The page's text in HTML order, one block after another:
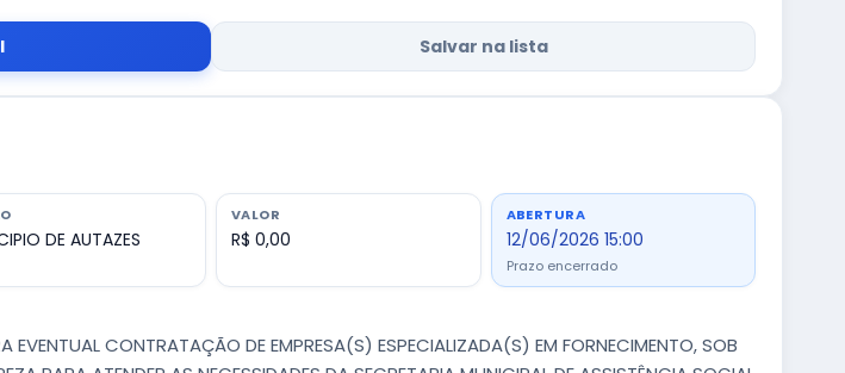
Salvar na lista
DE AUTAZES
VALOR
R$ 0,00
ABERTURA
12/06/2026 15:00
Prazo encerrado
EVENTUAL CONTRATAÇÃO DE EMPRESA(S) ESPECIALIZADA(S) EM FORNECIMENTO, SOB